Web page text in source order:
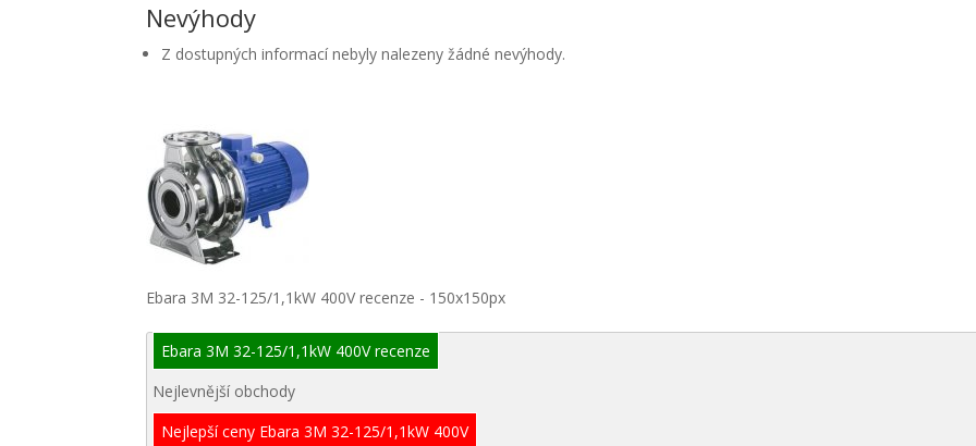
Nevýhody
Z dostupných informací nebyly nalezeny žádné nevýhody.
Ebara 3M 32-125/1,1kW 400V recenze - 150x150px
Ebara 3M 32-125/1,1kW 400V recenze
Nejlevnější obchody
Nejlepší ceny Ebara 3M 32-125/1,1kW 400V